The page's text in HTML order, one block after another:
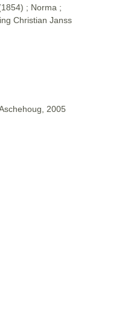
; Norma ;
Christian Janss
2005